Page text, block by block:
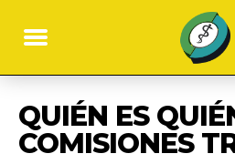
QUIÉN ES
COMISIONES